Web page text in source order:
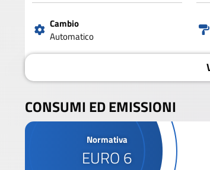
Cambio
Automatico
CONSUMI ED EMISSIONI
Normativa
EURO 6